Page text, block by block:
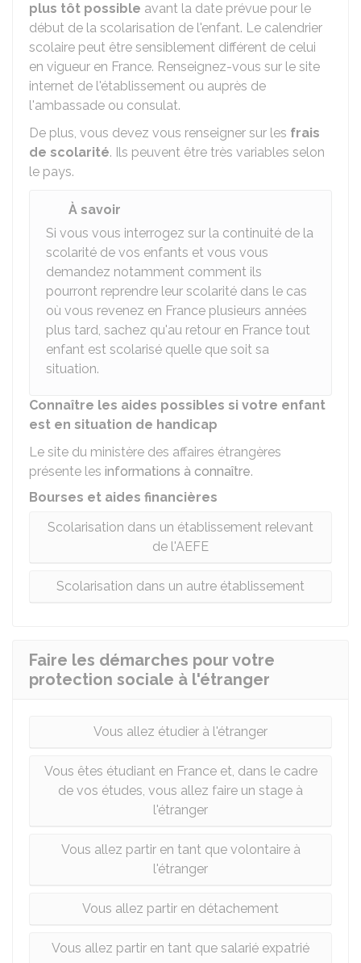
plus tôt possible avant la date prévue pour le
début de la scolarisation de l'enfant. Le calendrier
scolaire peut être sensiblement différent de celui
en vigueur en France. Renseignez-vous sur le site
internet de l'établissement ou auprès de
l'ambassade ou consulat.
De plus, vous devez vous renseigner sur les frais
de scolarité. Ils peuvent être très variables selon
le pays.
À savoir
Si vous vous interrogez sur la continuité de la
scolarité de vos enfants et vous vous
demandez notamment comment ils
pourront reprendre leur scolarité dans le cas
où vous revenez en France plusieurs années
plus tard, sachez qu'au retour en France tout
enfant est scolarisé quelle que soit sa
situation.
Connaître les aides possibles si votre enfant
est en situation de handicap
Le site du ministère des affaires étrangères
présente les informations à connaître.
Bourses et aides financières
Scolarisation dans un établissement relevant
de l'AEFE
Scolarisation dans un autre établissement
Faire les démarches pour votre
protection sociale à l'étranger
Vous allez étudier à l'étranger
Vous êtes étudiant en France et, dans le cadre
de vos études, vous allez faire un stage à
l'étranger
Vous allez partir en tant que volontaire à
l'étranger
Vous allez partir en détachement
Vous allez partir en tant que salarié expatrié